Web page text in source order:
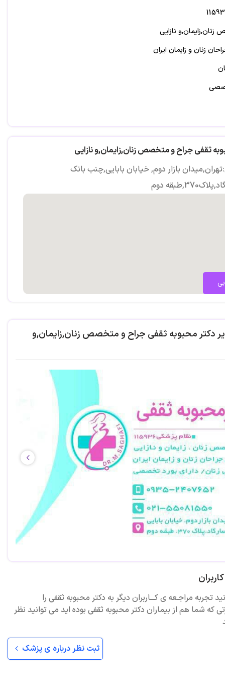
نازایی
زنان و زایمان ایران
ثقفی جراح و متخصص زنان,زایمان,و نازایی
بازار دوم, خیابان بابایی,چنب بانک
دوم
دکتر محبوبه ثقفی جراح و متخصص زنان,زایمان,و
تجربه مراجـعه ی کـــاربران دیگر به دکتر محبوبه ثقفی را
که شما هم از بیماران دکتر محبوبه ثقفی بوده اید می توانید نظر
ثبت نظر درباره ی پزشک